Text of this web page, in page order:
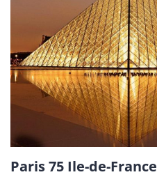
Paris 75 Ile-de-France